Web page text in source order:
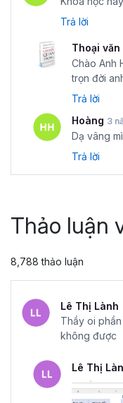
Trả lời
Thoại văn
Chào Anh
trọn đời
Trả lời
Hoàng 3
Dạ vâng
Trả lời
Thảo luận
8,788 thảo luận
Lê Thị Lành
Thầy oi
không được
Lê Thị